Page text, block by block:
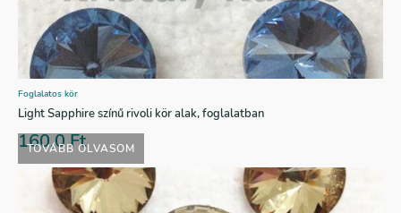
TOVÁBB OLVASOM
Foglalatos kör
Light Sapphire színű rivoli kör alak, foglalatban
160,0Ft